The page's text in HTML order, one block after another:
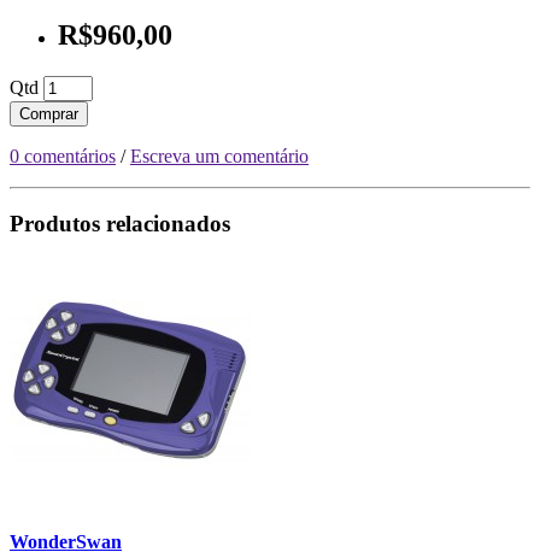
R$960,00
Qtd
Comprar
0 comentários /Escreva um comentário
Produtos relacionados
WonderSwan